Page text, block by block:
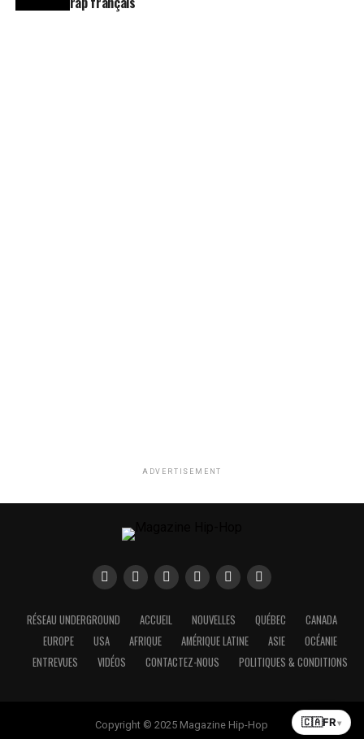
ADVERTISEMENT
RÉSEAU UNDERGROUND ACCUEIL NOUVELLES QUÉBEC
CANADA
EUROPE
USA AFRIQUE AMÉRIQUE LATINE ASIE
OCÉANIE
ENTREVUES
VIDÉOS CONTACTEZ-NOUS POLITIQUES & CONDITIONS
Copyright © 2025 Magazine Hip-Hop 🇨🇦FR▾